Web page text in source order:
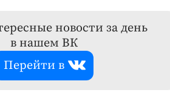
новости за день
в нашем ВК
Перейти в